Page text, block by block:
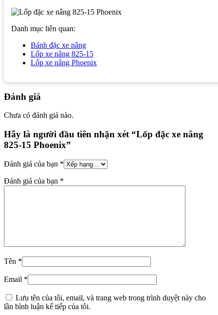
Danh mục liên quan:
Bánh đặc xe nâng
Lốp xe nâng 825-15
Lốp xe nâng Phoenix
Đánh giá
Chưa có đánh giá nào.
Hãy là người đầu tiên nhận xét “Lốp đặc xe nâng
825-15 Phoenix”
Đánh giá của bạn *
Đánh giá của bạn *
Tên *
Email *
Lưu tên của tôi, email, và trang web trong trình duyệt này cho
lần bình luận kế tiếp của tôi.